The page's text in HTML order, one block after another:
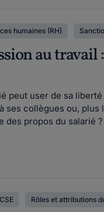
humaines (RH)
au travail
peut user de sa
collègues ou,
propos du salarié
Rôles et attributions